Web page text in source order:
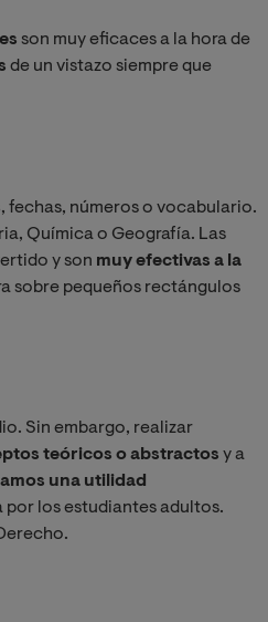
son muy eficaces a la hora de
de un vistazo siempre que
, fechas, números o vocabulario.
Química o Geografía. Las
y son muy efectivas a la
sobre pequeños rectángulos
Sin embargo, realizar
teóricos o abstractos y a
una utilidad
los estudiantes adultos.